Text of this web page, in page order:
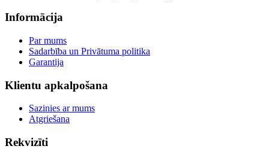
Informācija
Par mums
Sadarbība un Privātuma politika
Garantija
Klientu apkalpošana
Sazinies ar mums
Atgriešana
Rekvizīti